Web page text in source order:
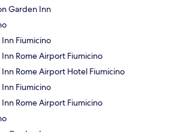
Garden Inn
Fiumicino
Rome Airport Fiumicino
Rome Airport Hotel Fiumicino
Fiumicino
Rome Airport Fiumicino